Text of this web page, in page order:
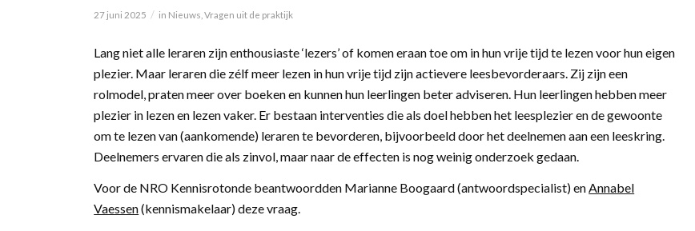
27 juni 2025 / in Nieuws ,Vragen uit de praktijk
Lang niet alle leraren zijn enthousiaste ‘lezers’ of komen eraan toe om in hun vrije tijd te lezen voor hun eigen
plezier. Maar leraren die zélf meer lezen in hun vrije tijd zijn actievere leesbevorderaars. Zij zijn een
rolmodel, praten meer over boeken en kunnen hun leerlingen beter adviseren. Hun leerlingen hebben meer
plezier in lezen en lezen vaker. Er bestaan interventies die als doel hebben het leesplezier en de gewoonte
om te lezen van (aankomende) leraren te bevorderen, bijvoorbeeld door het deelnemen aan een leeskring.
Deelnemers ervaren die als zinvol, maar naar de effecten is nog weinig onderzoek gedaan.
Voor de NRO Kennisrotonde beantwoordden Marianne Boogaard (antwoordspecialist) enAnnabel
Vaessen(kennismakelaar) deze vraag.